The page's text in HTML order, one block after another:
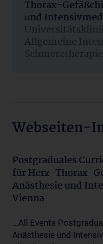
Thorax-
und
Allgemeine
Schmerztherapie
Webseiten-
Postgraduales
für Herz-Thorax-
Anästhesie und
Vienna
...All Events
Anästhesie und